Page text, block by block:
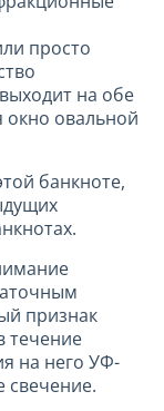
просто
на обе
окно овальной
банкноте,
признак
течение
на него УФ-
свечение.